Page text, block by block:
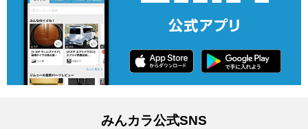
みんカラ公式SNS